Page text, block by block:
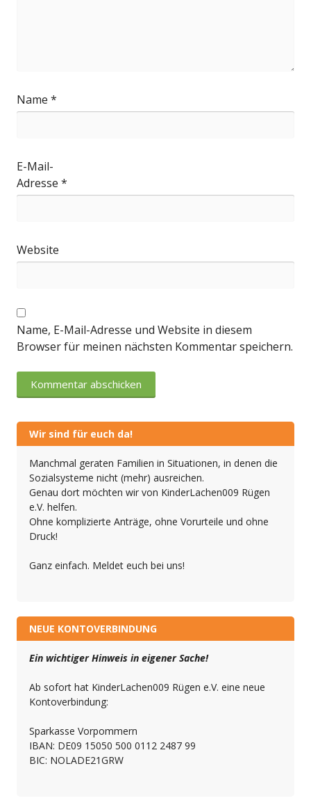
Name *
E-Mail-
Adresse *
Website
Name, E-Mail-Adresse und Website in diesem
Browser für meinen nächsten Kommentar speichern.
Wir sind für euch da!
Manchmal geraten Familien in Situationen, in denen die
Sozialsysteme nicht (mehr) ausreichen.
Genau dort möchten wir von KinderLachen009 Rügen
e.V. helfen.
Ohne komplizierte Anträge, ohne Vorurteile und ohne
Druck!
Ganz einfach. Meldet euch bei uns!
NEUE KONTOVERBINDUNG
Ein wichtiger Hinweis in eigener Sache!
Ab sofort hat KinderLachen009 Rügen e.V. eine neue
Kontoverbindung:
Sparkasse Vorpommern
IBAN: DE09 15050 500 0112 2487 99
BIC: NOLADE21GRW